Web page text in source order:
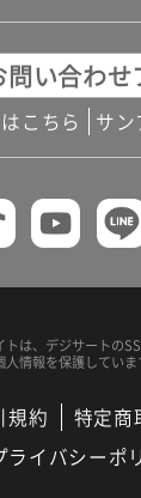
問い合わせ
こちら サ
トは、デジサートの
人情報を保護していま
規約
特定商
ライバシーポ